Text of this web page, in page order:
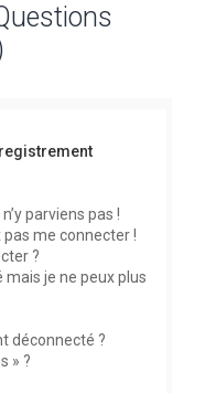
parviens pas !
me connecter !
?
je ne peux plus
déconnecté ?
» ?